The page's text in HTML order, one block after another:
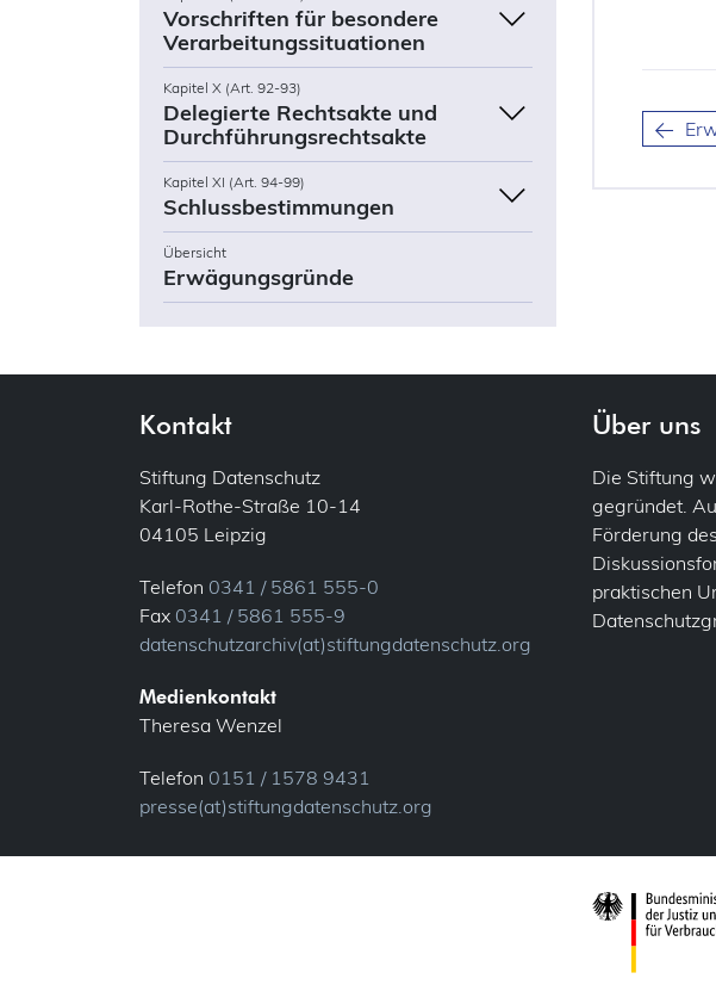
Vorschriften für besondere
Verarbeitungssituationen
Kapitel X (Art. 92-93)
Delegierte Rechtsakte und
Durchführungsrechtsakte
Kapitel XI (Art. 94-99)
Schlussbestimmungen
Übersicht
Erwägungsgründe
Kontakt
Stiftung Datenschutz
Karl-Rothe-Straße 10-14
04105 Leipzig
Telefon 0341 / 5861 555-0
Fax 0341 / 5861 555-9
datenschutzarchiv(at)stiftungdatenschutz.org
Medienkontakt
Theresa Wenzel
Telefon 0151 / 1578 9431
presse(at)stiftungdatenschutz.org
Über uns
Die Stiftung
gegründet.
Förderung
praktischen